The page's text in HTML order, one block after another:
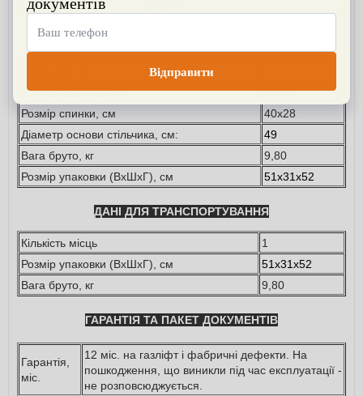
Колір:
Розмір сидіння, см:
42х36
Розмір спинки, см
40х28
Діаметр основи стільчика, см:
49
Вага бруто, кг
9,80
Розмір упаковки (ВхШхГ), см
51х31х52
ДАНІ ДЛЯ ТРАНСПОРТУВАННЯ
Кількість місць
1
Розмір упаковки (ВхШхГ), см
51х31х52
Вага бруто, кг
9,80
ГАРАНТІЯ ТА ПАКЕТ ДОКУМЕНТІВ
Гарантія,
міс.
12 міс. на газліфт і фабричні дефекти. На
пошкодження, що виникли під час експлуатації -
не розповсюджується.